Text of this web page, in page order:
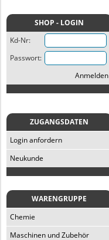
SHOP - LOGIN
Kd-Nr:
Passwort:
Anmelden
ZUGANGSDATEN
Login anfordern
Neukunde
WARENGRUPPE
Chemie
Maschinen und Zubehör